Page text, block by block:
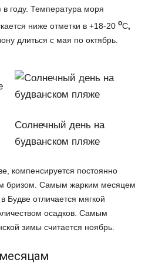
году. Температура моря
ниже отметки в +18-20 оС,
длиться с мая по октябрь.
Солнечный день на
будванском пляже
компенсируется постоянно
бризом. Самым жарким месяцем
Будве отличается мягкой
осадков. Самым
зимы считается ноябрь.